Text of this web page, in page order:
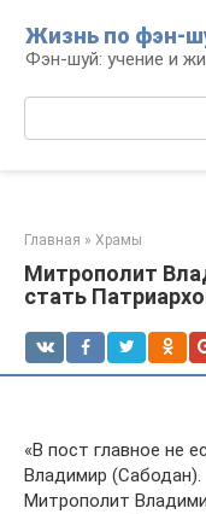
контенту
Жизнь по фэн-
Фэн-шуй: учение и
Главная » Храмы
Митрополит
стать
«В пост главное не
Владимир (Сабодан).
Митрополит